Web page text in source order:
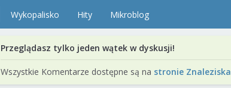
Wykopalisko Hity Mikroblog
Przeglądasz tylko jeden wątek w dyskusji!
Wszystkie Komentarze dostępne są na stronie Znaleziska